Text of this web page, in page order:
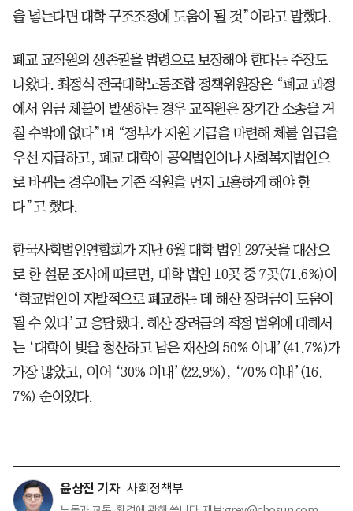
을 넣는다면 대학 구조조정에 도움이 될 것”이라고 말했다.
폐교 교직원의 생존권을 법령으로 보장해야 한다는 주장도
나왔다. 최정식 전국대학노동조합 정책위원장은 “폐교 과정
에서 임금 체불이 발생하는 경우 교직원은 장기간 소송을 거
칠 수밖에 없다”며 “정부가 지원 기금을 마련해 체불 임금을
우선 지급하고, 폐교 대학이 공익법인이나 사회복지법인으
로 바뀌는 경우에는 기존 직원을 먼저 고용하게 해야 한
다”고 했다.
한국사학법인연합회가 지난 6월 대학 법인 297곳을 대상으
로 한 설문 조사에 따르면, 대학 법인 10곳 중 7곳(71.6%)이
‘학교법인이 자발적으로 폐교하는 데 해산 장려금이 도움이
될 수 있다’고 응답했다. 해산 장려금의 적정 범위에 대해서
는 ‘대학이 빚을 청산하고 남은 재산의 50% 이내’(41.7%)가
가장 많았고, 이어 ‘30% 이내’(22.9%), ‘70% 이내’(16.
7%) 순이었다.
윤상진 기자 사회정책부